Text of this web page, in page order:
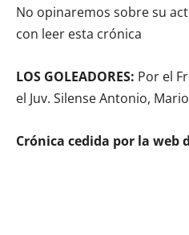
No opinaremos sobre su
con leer esta crónica
LOS GOLEADORES: Por el
el Juv. Silense Antonio,
Crónica cedida por la web